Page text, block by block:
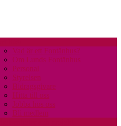
Vad är ett Fontänhus?
Om Lunds Fontänhus
Personal
Styrelsen
Bidragsgivare
Hitta till oss
Jobba hos oss
Bli medlem